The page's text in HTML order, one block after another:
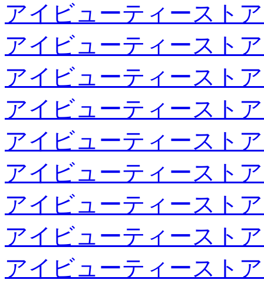
アイビューティースト
アイビューティースト
アイビューティースト
アイビューティースト
アイビューティースト
アイビューティースト
アイビューティースト
アイビューティースト
アイビューティースト